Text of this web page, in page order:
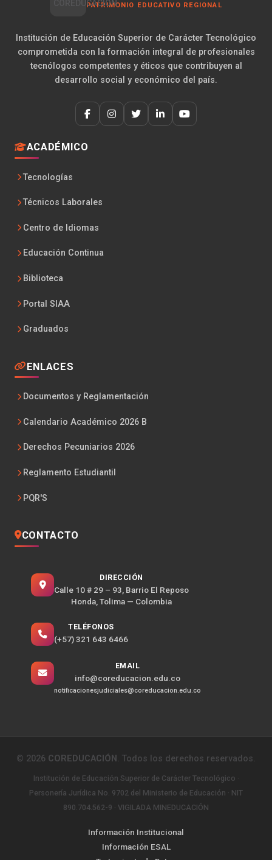
PATRIMONIO EDUCATIVO REGIONAL
Institución de Educación Superior de Carácter Tecnológico
comprometida con la formación integral de profesionales
tecnólogos competentes y éticos que contribuyen al
desarrollo social y económico del país.
ACADÉMICO
Tecnologías
Técnicos Laborales
Centro de Idiomas
Educación Continua
Biblioteca
Portal SIAA
Graduados
ENLACES
Documentos y Reglamentación
Calendario Académico 2026 B
Derechos Pecuniarios 2026
Reglamento Estudiantil
PQR'S
CONTACTO
DIRECCIÓN
Calle 10 # 29 – 93, Barrio El Reposo
Honda, Tolima — Colombia
TELÉFONOS
(+57) 321 643 6466
EMAIL
info@coreducacion.edu.co
notificacionesjudiciales@coreducacion.edu.co
© 2026 COREDUCACIÓN . Todos los derechos reservados.
Institución de Educación Superior de Carácter Tecnológico ·
Personería Jurídica No. 9702 del Ministerio de Educación · NIT
890.704.562-9 · VIGILADA MINEDUCACIÓN
Información Institucional
Información ESAL